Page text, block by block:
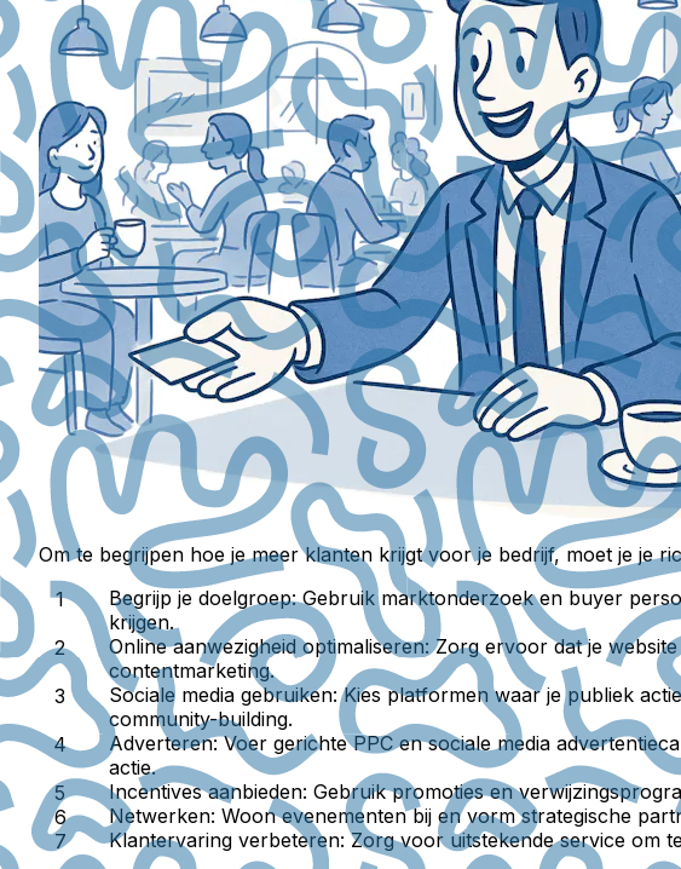
Om te begrijpen hoe je meer klanten krijgt voor je bedrijf, moet je je
Begrijp je doelgroep: Gebruik marktonderzoek en buyer
krijgen.
Online aanwezigheid optimaliseren: Zorg ervoor dat je
contentmarketing.
Sociale media gebruiken: Kies platformen waar je publiek
community-building.
Adverteren: Voer gerichte PPC en sociale media
actie.
Incentives aanbieden: Gebruik promoties en
Netwerken: Woon evenementen bij en vorm strategische
Klantervaring verbeteren: Zorg voor uitstekende service om